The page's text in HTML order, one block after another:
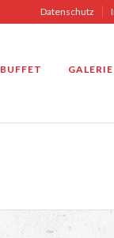
Datenschutz
BUFFET GALERIE